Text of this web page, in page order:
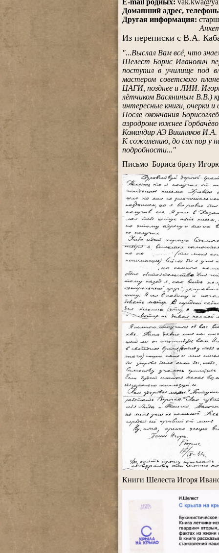
Домашний адрес,
Другая информация:
Из переписки с В.А.
"...Выслал Вам всё, что
Шелест Борис Иванович
поступил в училище под
мастером советского
ЦАГИ, позднее и ЛИИ.
лётчиком Васяниным В.В.)
интересные книги, очерки
После окончания
аэродроме южнее
Командир АЭ Вишняков И.А.
К сожалению, до сих пор у
подробности..."
Письмо Бориса брату
Книги Шелеста Игоря